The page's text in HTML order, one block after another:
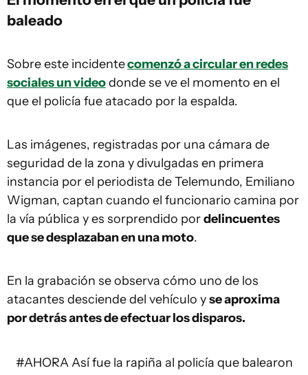
baleado
Sobre este incidentecomenzó a circular en redes
sociales un videodonde se ve el momento en el
que el policía fue atacado por la espalda.
Las imágenes, registradas por una cámara de
seguridad de la zona y divulgadas en primera
instancia por el periodista de Telemundo, Emiliano
Wigman, captan cuando el funcionario camina por
la vía pública y es sorprendido pordelincuentes
que se desplazaban en una moto.
En la grabación se observa cómo uno de los
atacantes desciende del vehículo yse aproxima
por detrás antes de efectuar los disparos.
#AHORAAsí fue la rapiña al policía que balearon